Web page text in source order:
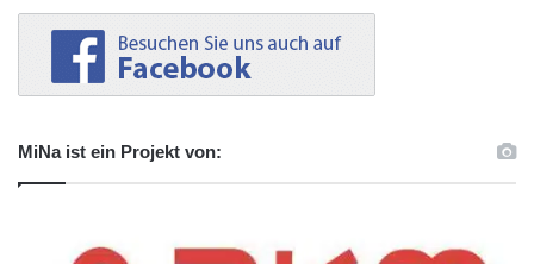
MiNa ist ein Projekt von: